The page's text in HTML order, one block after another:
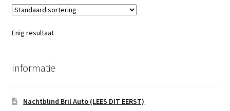
Enig resultaat
Informatie
Nachtblind Bril Auto (LEES DIT EERST)